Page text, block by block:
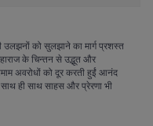
को सुलझाने का मार्ग प्रशस्त
के चिन्तन से उद्भूत और
अवरोधों को दूर करती हुईं आनंद
ही साथ साहस और प्रेरणा भी